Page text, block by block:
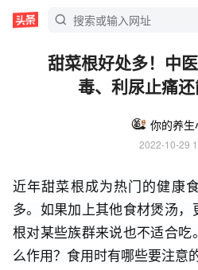
甜菜根好处多！中
毒、利尿止痛
2022-10-29
近年甜菜根成为热门的健康
多。如果加上其他食材煲汤，
根对某些族群来说也不适合
么作用？食用时有哪些要注意